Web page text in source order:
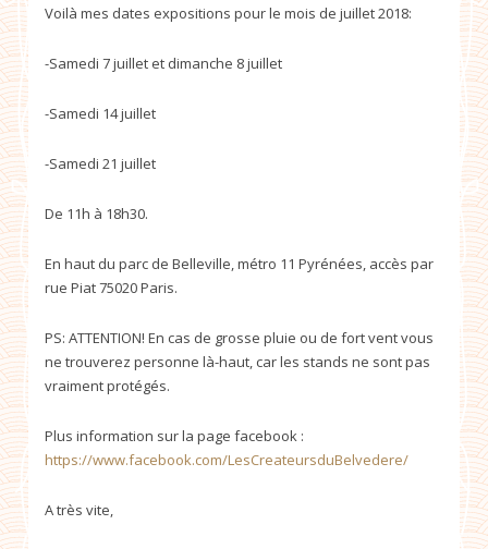
Voilà mes dates expositions pour le mois de juillet 2018:
-Samedi 7 juillet et dimanche 8 juillet
-Samedi 14 juillet
-Samedi 21 juillet
De 11h à 18h30.
En haut du parc de Belleville, métro 11 Pyrénées, accès par
rue Piat 75020 Paris.
PS: ATTENTION! En cas de grosse pluie ou de fort vent vous
ne trouverez personne là-haut, car les stands ne sont pas
vraiment protégés.
Plus information sur la page facebook :
https://www.facebook.com/LesCreateursduBelvedere/
A très vite,